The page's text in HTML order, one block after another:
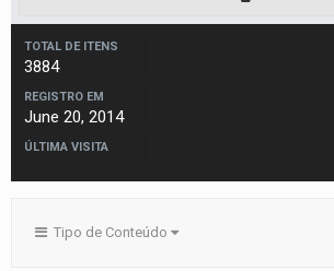
TOTAL DE ITENS
3884
REGISTRO EM
June 20, 2014
ÚLTIMA VISITA
Tipo de Conteúdo